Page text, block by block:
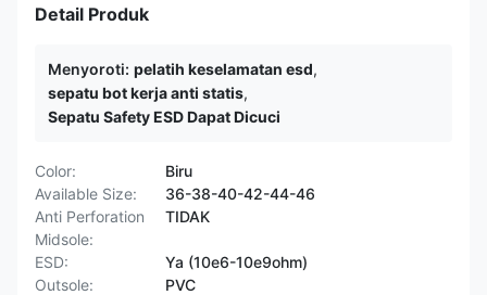
Detail Produk
Menyoroti: pelatih keselamatan esd,
sepatu bot kerja anti statis,
Sepatu Safety ESD Dapat Dicuci
Color:
Biru
Available Size:
36-38-40-42-44-46
Anti Perforation
Midsole:
TIDAK
ESD:
Ya (10e6-10e9ohm)
Outsole:
PVC